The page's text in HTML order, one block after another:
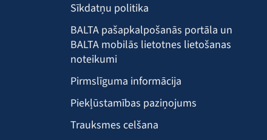
Sīkdatņu politika
BALTA pašapkalpošanās portāla un
BALTA mobilās lietotnes lietošanas
noteikumi
Pirmslīguma informācija
Piekļūstamības paziņojums
Trauksmes celšana